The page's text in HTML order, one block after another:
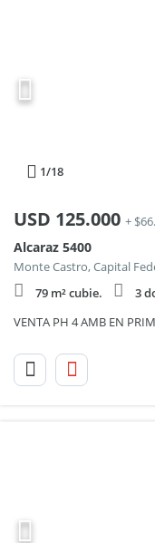
1/18
USD 125.000 +
Alcaraz 5400
Monte Castro, Capital
79 m² cubie.
3